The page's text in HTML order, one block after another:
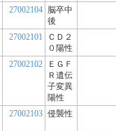
27002104 脳卒中
後
27002101
ＣＤ２
０陽性
27002102
ＥＧＦ
Ｒ遺伝
子変異
陽性
27002103 侵襲性